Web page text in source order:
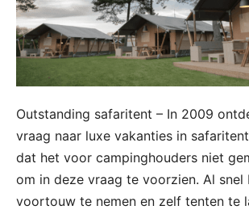
Outstanding safaritent – In 2009
vraag naar luxe vakanties in
dat het voor campinghouders niet
om in deze vraag te voorzien. Al snel
voortouw te nemen en zelf tenten te